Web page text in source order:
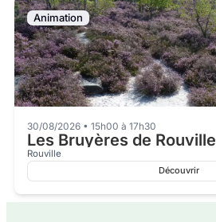
Animation
30/08/2026 • 15h00 à 17h30
Les Bruyères de Rouville
Rouville
Découvrir